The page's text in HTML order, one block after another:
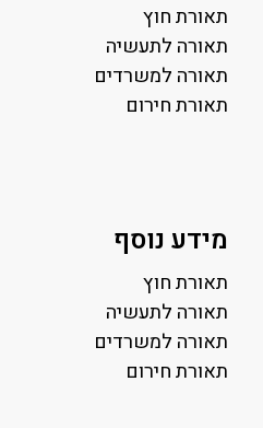
תאורת חוץ
תאורה לתעשיה
תאורה למשרדים
תאורת חירום
מידע נוסף
תאורת חוץ
תאורה לתעשיה
תאורה למשרדים
תאורת חירום